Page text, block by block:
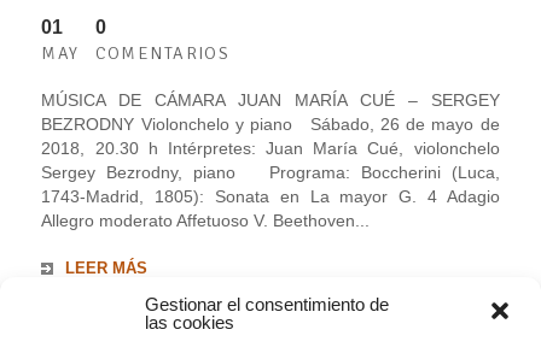
Gestionar el consentimiento de
las cookies
01
MAY
0
COMENTARIOS
MÚSICA DE CÁMARA JUAN MARÍA CUÉ – SERGEY
BEZRODNY Violonchelo y piano Sábado, 26 de mayo de
2018, 20.30 h Intérpretes: Juan María Cué, violonchelo
Sergey Bezrodny, piano Programa: Boccherini (Luca,
1743-Madrid, 1805): Sonata en La mayor G. 4 Adagio
Allegro moderato Affetuoso V. Beethoven...
LEER MÁS